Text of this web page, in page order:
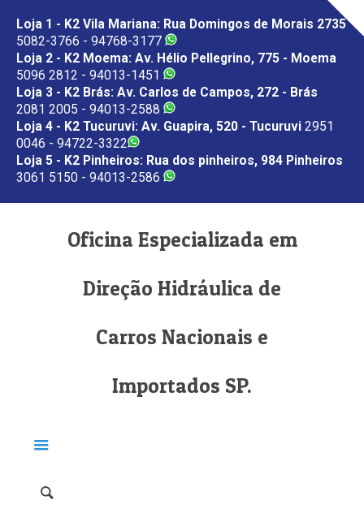
Loja 1 - K2 Vila Mariana: Rua Domingos de Morais 2735
5082-3766 - 94768-3177
Loja 2 - K2 Moema: Av. Hélio Pellegrino, 775 - Moema
5096 2812 - 94013-1451
Loja 3 - K2 Brás: Av. Carlos de Campos, 272 - Brás
2081 2005 - 94013-2588
Loja 4 - K2 Tucuruvi: Av. Guapira, 520 - Tucuruvi 2951
0046 - 94722-3322
Loja 5 - K2 Pinheiros: Rua dos pinheiros, 984 Pinheiros
3061 5150 - 94013-2586
Oficina Especializada em
Direção Hidráulica de
Carros Nacionais e
Importados SP.